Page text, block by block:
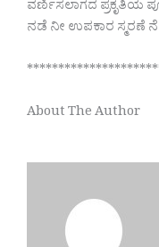
ವರ್ಣಿಸಲಾಗದ ಪ್ರಕೃತಿಯ
ನಡೆ ನೀ ಉಪಕಾರ ಸ್ಮರಣೆ
About The Author